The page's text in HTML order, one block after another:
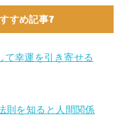
すめ記事7
幸運を引き寄せる
則を知ると人間関係